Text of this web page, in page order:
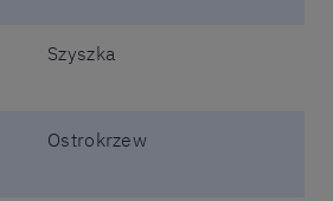
Szyszka
Ostrokrzew